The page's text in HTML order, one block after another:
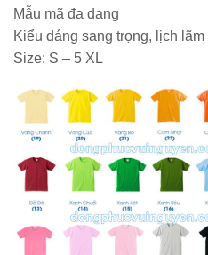
Mẫu mã đa dạng
Kiểu dáng sang trọng, lịch lãm
Size: S – 5 XL